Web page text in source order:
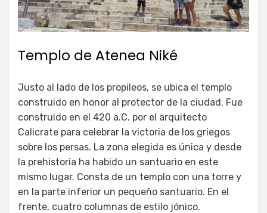
Templo de Atenea Niké
Justo al lado de los propileos, se ubica el templo
construido en honor al protector de la ciudad. Fue
construido en el 420 a.C. por el arquitecto
Calicrate para celebrar la victoria de los griegos
sobre los persas. La zona elegida es única y desde
la prehistoria ha habido un santuario en este
mismo lugar. Consta de un templo con una torre y
en la parte inferior un pequeño santuario. En el
frente, cuatro columnas de estilo jónico.